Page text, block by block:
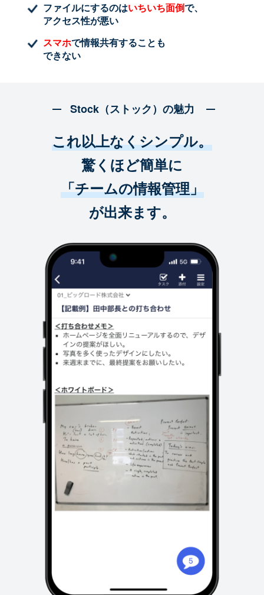
ファイルにするのはいちいち面倒で、
アクセス性が悪い
スマホで情報共有することも
できない
Stock（ストック）の魅力
これ以上なくシンプル。
驚くほど簡単に
「チームの情報管理」
が出来ます。